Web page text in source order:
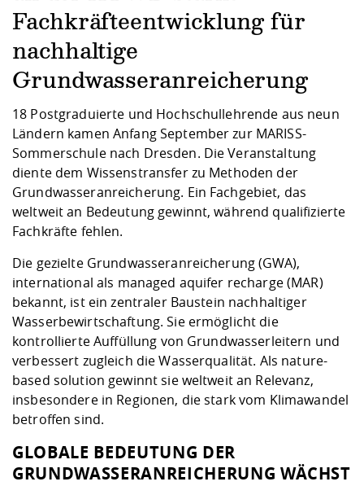
Vorbereitung
Checkliste zum
Studien- und
und Physik
Digitales Lernen
Jobs, Praktika,
Studieren in
Studentenwerk
Angebote der
Arbeit
Career Service
Weiterbilden im
Formulare und
Internationale
Formulare und
FIS -
Prototyping und
Gründung und
Kooperationen
Kontakt &
Klimaschutz &
Förderverein
Gremien und
Informatik/
Maschinenbau
Angebote für Unternehmen
Kontakt und Anfahrt
Qualitätssicherung
Fachkräfteentwicklung für
nachhaltige
Grundwasseranreicherung
18 Postgraduierte und Hochschullehrende aus neun
Ländern kamen Anfang September zur MARISS-
Sommerschule nach Dresden. Die Veranstaltung
diente dem Wissenstransfer zu Methoden der
Grundwasseranreicherung. Ein Fachgebiet, das
weltweit an Bedeutung gewinnt, während qualifizierte
Fachkräfte fehlen.
Die gezielte Grundwasseranreicherung (GWA),
international als managed aquifer recharge (MAR)
bekannt, ist ein zentraler Baustein nachhaltiger
Wasserbewirtschaftung. Sie ermöglicht die
kontrollierte Auffüllung von Grundwasserleitern und
verbessert zugleich die Wasserqualität. Als nature-
based solution gewinnt sie weltweit an Relevanz,
insbesondere in Regionen, die stark vom Klimawandel
betroffen sind.
GLOBALE BEDEUTUNG DER
GRUNDWASSERANREICHERUNG WÄCHST